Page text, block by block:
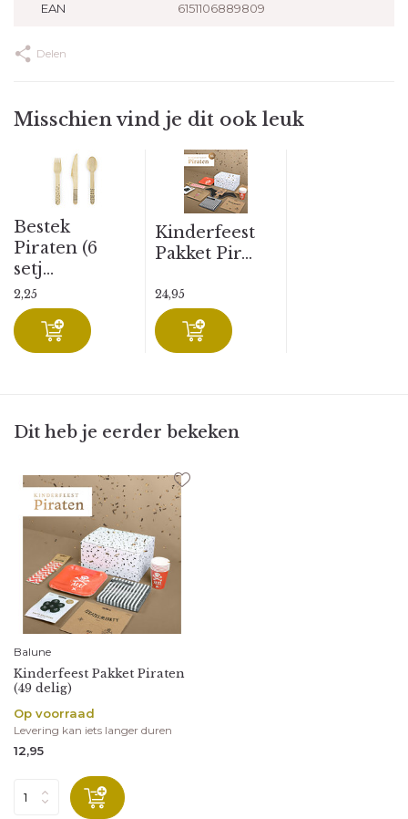
EAN 6151106889809
Delen
Misschien vind je dit ook leuk
Bestek
Piraten (6
setj...
2,25
Kinderfeest
Pakket Pir...
24,95
Dit heb je eerder bekeken
Balune
Kinderfeest Pakket Piraten
(49 delig)
Op voorraad
Levering kan iets langer duren
12,95